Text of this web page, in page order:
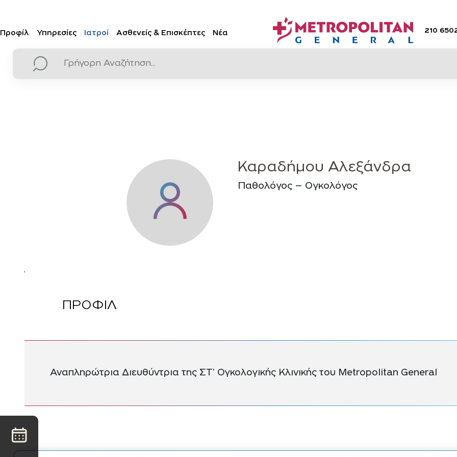
Προφίλ Υπηρεσίες Ιατροί Ασθενείς & Επισκέπτες Νέα 210
Καραδήμου Αλεξάνδρα
Παθολόγος – Ογκολόγος
ΠΡΟΦΙΛ
Αναπληρώτρια Διευθύντρια της ΣΤ’ Ογκολογικής Κλινικής του Metropolitan General